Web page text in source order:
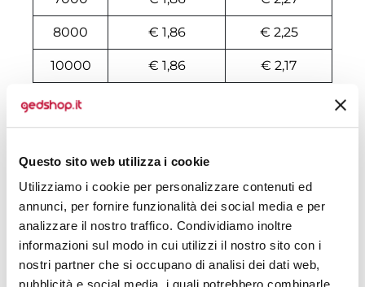
Questo sito web utilizza i cookie
Utilizziamo i cookie per personalizzare contenuti ed
annunci, per fornire funzionalità dei social media e per
analizzare il nostro traffico. Condividiamo inoltre
informazioni sul modo in cui utilizzi il nostro sito con i
nostri partner che si occupano di analisi dei dati web,
8000 € 1,86 € 2,25
10000 € 1,86 € 2,17
Tecniche di stampa
Domande e risposte
Prodotti alternativi